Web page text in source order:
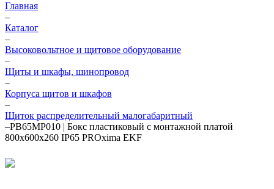
Главная
–
Каталог
–
Высоковольтное и щитовое оборудование
–
Щиты и шкафы, шинопровод
–
Корпуса щитов и шкафов
–
Щиток распределительный малогабаритный
–PB65MP010 | Бокс пластиковый с монтажной платой
800х600х260 IP65 PROxima EKF